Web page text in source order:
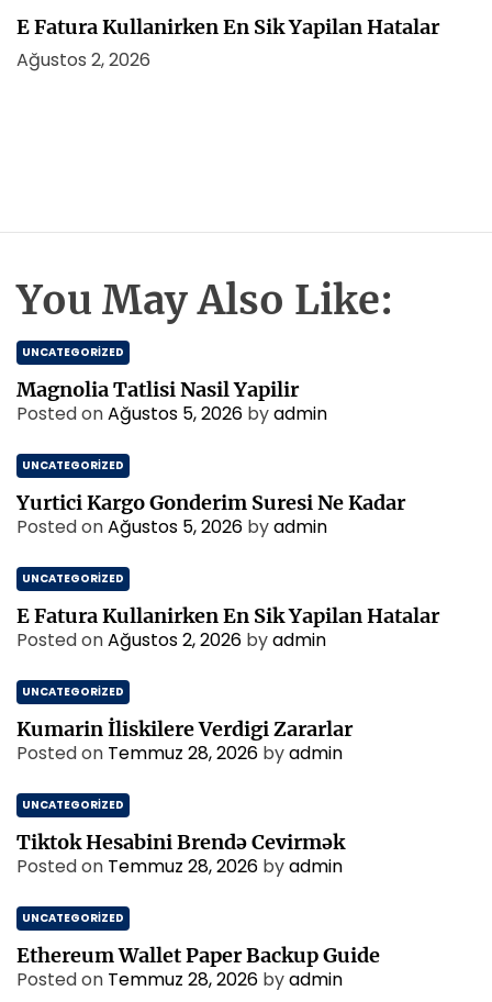
E Fatura Kullanirken En Sik Yapilan Hatalar
Ağustos 2, 2026
You May Also Like:
UNCATEGORIZED
Magnolia Tatlisi Nasil Yapilir
Posted onAğustos 5, 2026 byadmin
UNCATEGORIZED
Yurtici Kargo Gonderim Suresi Ne Kadar
Posted onAğustos 5, 2026 byadmin
UNCATEGORIZED
E Fatura Kullanirken En Sik Yapilan Hatalar
Posted onAğustos 2, 2026 byadmin
UNCATEGORIZED
Kumarin İliskilere Verdigi Zararlar
Posted on Temmuz 28, 2026 byadmin
UNCATEGORIZED
Tiktok Hesabini Brendə Cevirmək
Posted on Temmuz 28, 2026 byadmin
UNCATEGORIZED
Ethereum Wallet Paper Backup Guide
Posted on Temmuz 28, 2026 byadmin